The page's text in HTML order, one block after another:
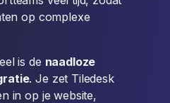
op complexe
is de naadloze
. Je zet Tiledesk
in op je website,